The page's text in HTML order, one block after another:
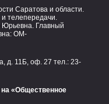
Саратова и области.
телепередачи.
Юрьевна. Главный
OM-
д. 11Б, оф. 27 тел.: 23-
«Общественное